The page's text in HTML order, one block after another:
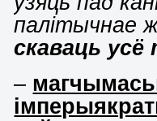
палітычнае
скаваць усё
–